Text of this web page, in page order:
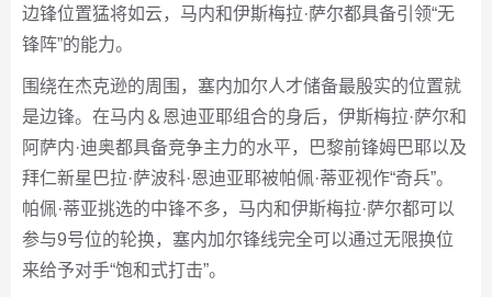
边锋位置猛将如云，马内和伊斯梅拉·萨尔都具备引领“无
锋阵”的能力。
围绕在杰克逊的周围，塞内加尔人才储备最殷实的位置就
是边锋。在马内＆恩迪亚耶组合的身后，伊斯梅拉·萨尔和
阿萨内·迪奥都具备竞争主力的水平，巴黎前锋姆巴耶以及
拜仁新星巴拉·萨波科·恩迪亚耶被帕佩·蒂亚视作“奇兵”。
帕佩·蒂亚挑选的中锋不多，马内和伊斯梅拉·萨尔都可以
参与9号位的轮换，塞内加尔锋线完全可以通过无限换位
来给予对手“饱和式打击”。